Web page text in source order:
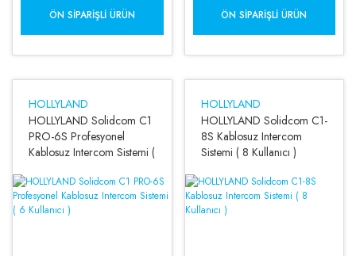
ÖN SIPARIŞLI ÜRÜN ÖN SIPARIŞLI ÜRÜN
HOLLYLAND
HOLLYLAND Solidcom C1
PRO-6S Profesyonel
Kablosuz Intercom Sistemi (
HOLLYLAND
HOLLYLAND Solidcom C1-
8S Kablosuz Intercom
Sistemi ( 8 Kullanıcı )